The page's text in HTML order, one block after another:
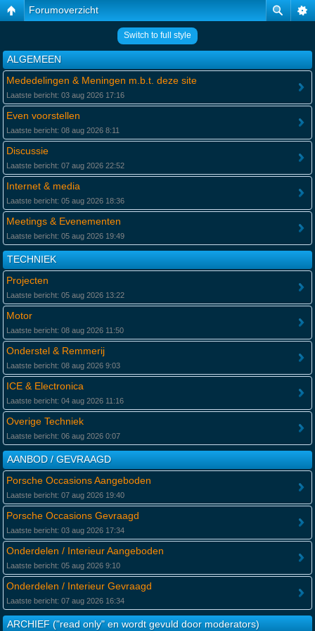
Forumoverzicht
Switch to full style
ALGEMEEN
Mededelingen & Meningen m.b.t. deze site
Laatste bericht: 03 aug 2026 17:16
Even voorstellen
Laatste bericht: 08 aug 2026 8:11
Discussie
Laatste bericht: 07 aug 2026 22:52
Internet & media
Laatste bericht: 05 aug 2026 18:36
Meetings & Evenementen
Laatste bericht: 05 aug 2026 19:49
TECHNIEK
Projecten
Laatste bericht: 05 aug 2026 13:22
Motor
Laatste bericht: 08 aug 2026 11:50
Onderstel & Remmerij
Laatste bericht: 08 aug 2026 9:03
ICE & Electronica
Laatste bericht: 04 aug 2026 11:16
Overige Techniek
Laatste bericht: 06 aug 2026 0:07
AANBOD / GEVRAAGD
Porsche Occasions Aangeboden
Laatste bericht: 07 aug 2026 19:40
Porsche Occasions Gevraagd
Laatste bericht: 03 aug 2026 17:34
Onderdelen / Interieur Aangeboden
Laatste bericht: 05 aug 2026 9:10
Onderdelen / Interieur Gevraagd
Laatste bericht: 07 aug 2026 16:34
ARCHIEF ("read only" en wordt gevuld door moderators)